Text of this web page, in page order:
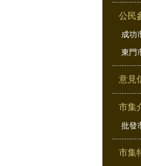
公民
成功
東門
意見
市集
批發
市集